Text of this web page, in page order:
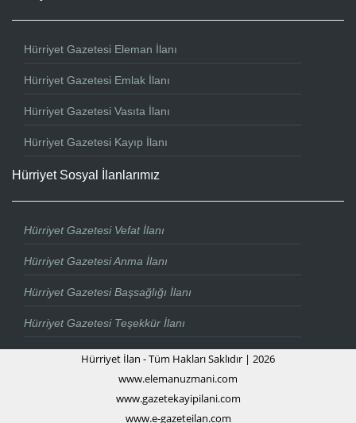
Hürriyet Gazetesi Eleman İlanı
Hürriyet Gazetesi Emlak İlanı
Hürriyet Gazetesi Vasıta İlanı
Hürriyet Gazetesi Kayıp İlanı
Hürriyet Sosyal İlanlarımız
Hürriyet Gazetesi Vefat İlanı
Hürriyet Gazetesi Anma İlanı
Hürriyet Gazetesi Başsağlığı İlanı
Hürriyet Gazetesi Teşekkür İlanı
Hürriyet İlan - Tüm Hakları Saklıdır | 2026
www.elemanuzmani.com
www.gazetekayipilani.com
www.e-gazeteilan.com